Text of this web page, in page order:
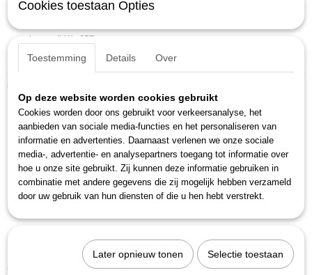
kopbreedte (b2): 51,5 mm
lengte (l l1): 357 mm
sleutelwijdte 2: 30 x 36 mm
Gedore 4 6X7 (6052710)
Cookies toestaan Opties
Toestemming Details Over
Op deze website worden cookies gebruikt
Cookies worden door ons gebruikt voor verkeersanalyse, het
aanbieden van sociale media-functies en het personaliseren van
informatie en advertenties. Daarnaast verlenen we onze sociale
media-, advertentie- en analysepartners toegang tot informatie over
hoe u onze site gebruikt. Zij kunnen deze informatie gebruiken in
combinatie met andere gegevens die zij mogelijk hebben verzameld
door uw gebruik van hun diensten of die u hen hebt verstrekt.
Later opnieuw tonen Selectie toestaan